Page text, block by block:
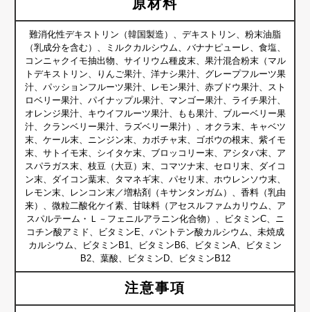
原材料
難消化性デキストリン（韓国製造）、デキストリン、粉末油脂
（乳成分を含む）、ミルクカルシウム、バナナピューレ、食塩、
コンニャクイモ抽出物、サイリウム種皮末、果汁混合粉末（マル
トデキストリン、りんご果汁、洋ナシ果汁、グレープフルーツ果
汁、パッションフルーツ果汁、レモン果汁、赤ブドウ果汁、スト
ロベリー果汁、パイナップル果汁、マンゴー果汁、ライチ果汁、
オレンジ果汁、キウイフルーツ果汁、もも果汁、ブルーベリー果
汁、クランベリー果汁、ラズベリー果汁）、オクラ末、キャベツ
末、ケール末、ニンジン末、カボチャ末、ゴボウの根末、紫イモ
末、サトイモ末、シイタケ末、ブロッコリー末、アシタバ末、ア
スパラガス末、枝豆（大豆）末、コマツナ末、セロリ末、ダイコ
ン末、ダイコン葉末、タマネギ末、パセリ末、ホウレンソウ末、
レモン末、レンコン末／増粘剤（キサンタンガム）、香料（乳由
来）、微粒二酸化ケイ素、甘味料（アセスルファムカリウム、ア
スパルテーム・Ｌ－フェニルアラニン化合物）、ビタミンC、ニ
コチン酸アミド、ビタミンE、パントテン酸カルシウム、未焼成
カルシウム、ビタミンB1、ビタミンB6、ビタミンA、ビタミン
B2、葉酸、ビタミンD、ビタミンB12
注意事項